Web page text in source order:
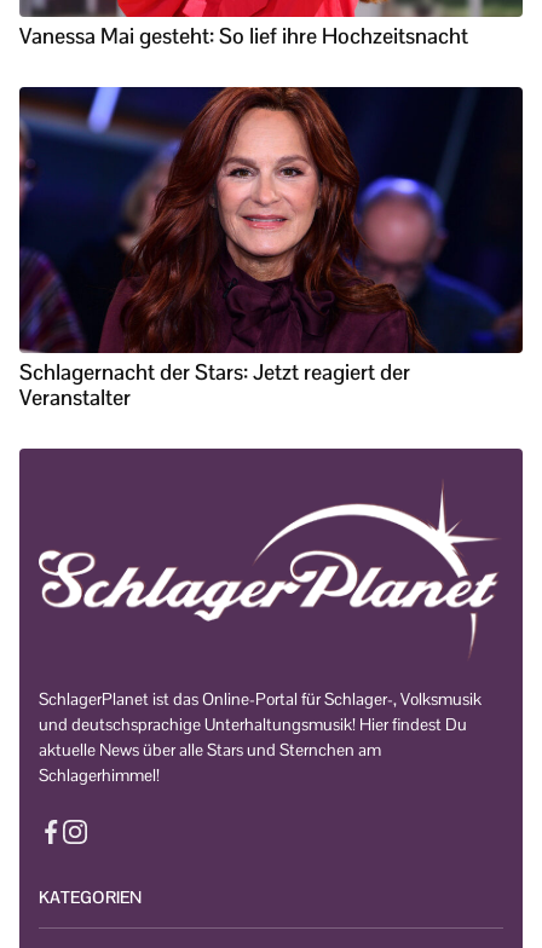
Vanessa Mai gesteht: So lief ihre Hochzeitsnacht
Schlagernacht der Stars: Jetzt reagiert der
Veranstalter
SchlagerPlanet ist das Online-Portal für Schlager-, Volksmusik
und deutschsprachige Unterhaltungsmusik! Hier findest Du
aktuelle News über alle Stars und Sternchen am
Schlagerhimmel!
KATEGORIEN